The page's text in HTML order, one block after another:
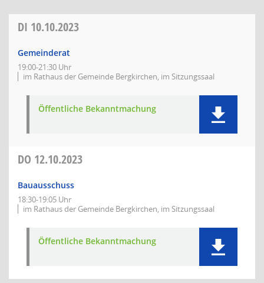
DI 10.10.2023
Gemeinderat
19:00-21:30 Uhr
im Rathaus der Gemeinde Bergkirchen, im Sitzungssaal
Öffentliche Bekanntmachung
DO 12.10.2023
Bauausschuss
18:30-19:05 Uhr
im Rathaus der Gemeinde Bergkirchen, im Sitzungssaal
Öffentliche Bekanntmachung